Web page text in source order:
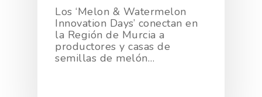
Los ‘Melon & Watermelon
Innovation Days’ conectan en
la Región de Murcia a
productores y casas de
semillas de melón…